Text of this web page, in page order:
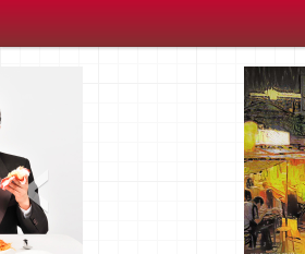
HOME
BOOT
News
Profile
‹